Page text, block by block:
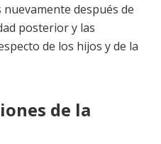
después de
posterior y las
de los hijos y de la
de la